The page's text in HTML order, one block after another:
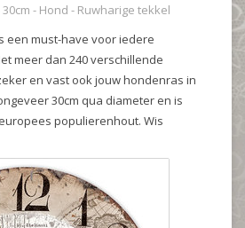
- Hond - Ruwharige tekkel
een must-have voor iedere
meer dan 240 verschillende
en vast ook jouw hondenras in
30cm qua diameter en is
populierenhout. Wis